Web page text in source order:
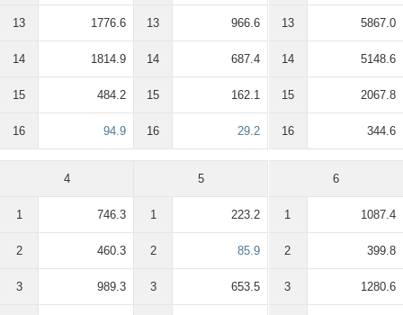
13 1776.6
14 1814.9
15 484.2
16 94.9
13 966.6
14 687.4
15 162.1
16 29.2
13 5867.0
14 5148.6
15 2067.8
16 344.6
4
1 746.3
2 460.3
3 989.3
5
1 223.2
2 85.9
3 653.5
6
1 1087.4
2 399.8
3 1280.6